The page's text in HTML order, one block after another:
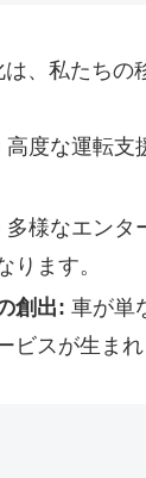
、私たちの
高度な運転支
多様なエンタ
ります。
創出: 車が単
ビスが生まれ